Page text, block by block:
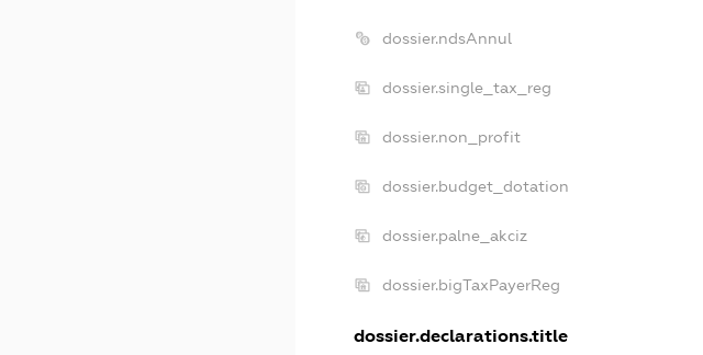
dossier.ndsAnnul
dossier.single_tax_reg
dossier.non_profit
dossier.budget_dotation
dossier.palne_akciz
dossier.bigTaxPayerReg
dossier.declarations.title